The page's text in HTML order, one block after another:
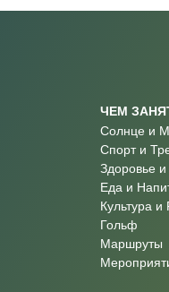
ЧЕМ
Солнце и
Спорт и
Здоровье
Еда и
Культура и
Гольф
Маршруты